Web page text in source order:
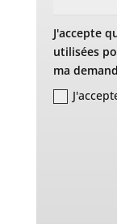
J'accepte
utilisées
ma